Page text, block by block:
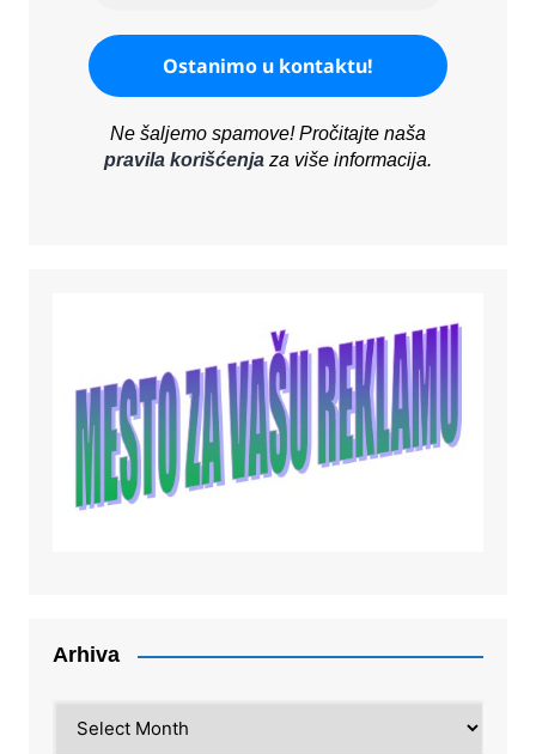
Ne šaljemo spamove! Pročitajte naša
pravila korišćenjaza više informacija.
Arhiva